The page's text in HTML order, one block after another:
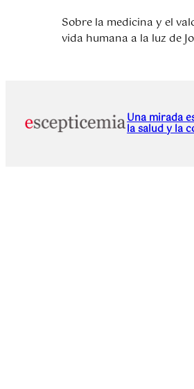
Sobre la medicina y el
vida humana a la luz de
Una mirada
la salud y la